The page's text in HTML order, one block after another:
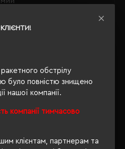
обстрілу
було повністю знищено
нашої компанії.
компанії тимчасово
клієнтам, партнерам та
TEX® Standard 100, PETA-
Vegan